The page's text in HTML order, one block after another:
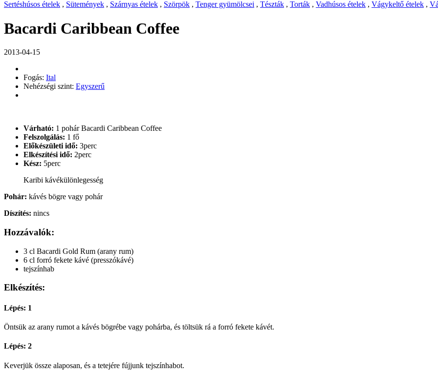
Sertéshúsos ételek , Sütemények , Szárnyas ételek , Szörpök , Tenger gyümölcsei , Tészták , Torták , Vadhúsos ételek , Vágykeltő ételek ,
Bacardi Caribbean Coffee
2013-04-15
Fogás: Ital
Nehézségi szint: Egyszerű
Várható: 1 pohár Bacardi Caribbean Coffee
Felszolgálás: 1 fő
Előkészületi idő: 3perc
Elkészítési idő: 2perc
Kész: 5perc
Karibi kávékülönlegesség
Pohár: kávés bögre vagy pohár
Díszítés: nincs
Hozzávalók:
3 cl Bacardi Gold Rum (arany rum)
6 cl forró fekete kávé (presszókávé)
tejszínhab
Elkészítés:
Lépés: 1
Öntsük az arany rumot a kávés bögrébe vagy pohárba, és töltsük rá a forró fekete kávét.
Lépés: 2
Keverjük össze alaposan, és a tetejére fújjunk tejszínhabot.